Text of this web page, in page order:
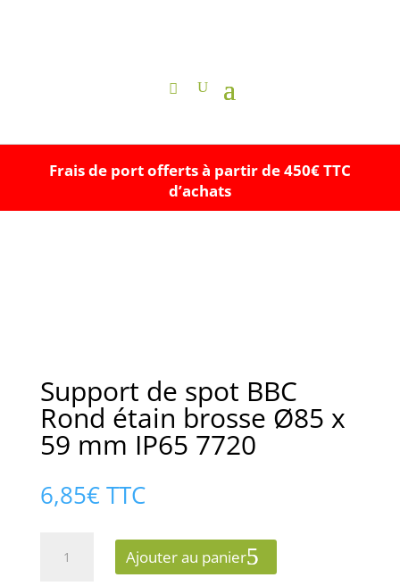
Frais de port offerts à partir de 450€ TTC
d’achats
Support de spot BBC
Rond étain brosse Ø85 x
59 mm IP65 7720
6,85€ TTC
Ajouter au panier